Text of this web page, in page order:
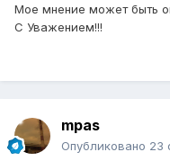
Мое мнение может быть
С Уважением!!!
mpas
Опубликовано 23